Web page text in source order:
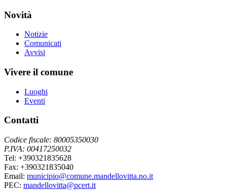
Novità
Notizie
Comunicati
Avvisi
Vivere il comune
Luoghi
Eventi
Contatti
Codice fiscale: 80005350030
P.IVA: 00417250032
Tel: +390321835628
Fax: +390321835040
Email: municipio@comune.mandellovitta.no.it
PEC: mandellovitta@pcert.it